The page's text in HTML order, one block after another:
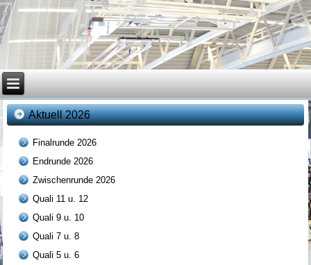
Aktuell 2026
Finalrunde 2026
Endrunde 2026
Zwischenrunde 2026
Quali 11 u. 12
Quali 9 u. 10
Quali 7 u. 8
Quali 5 u. 6